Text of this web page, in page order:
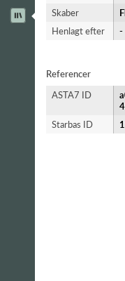
Skaber
Henlagt efter
-
Referencer
ASTA7 ID
Starbas ID